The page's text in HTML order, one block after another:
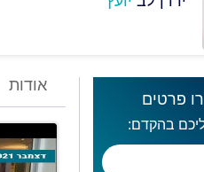
פרטים
בהקדם:
אודות